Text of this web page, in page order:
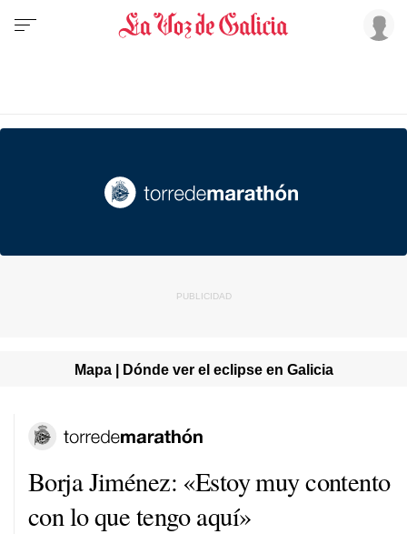
Mapa | Dónde ver el eclipse en Galicia
Borja Jiménez: «Estoy muy contento
con lo que tengo aquí»